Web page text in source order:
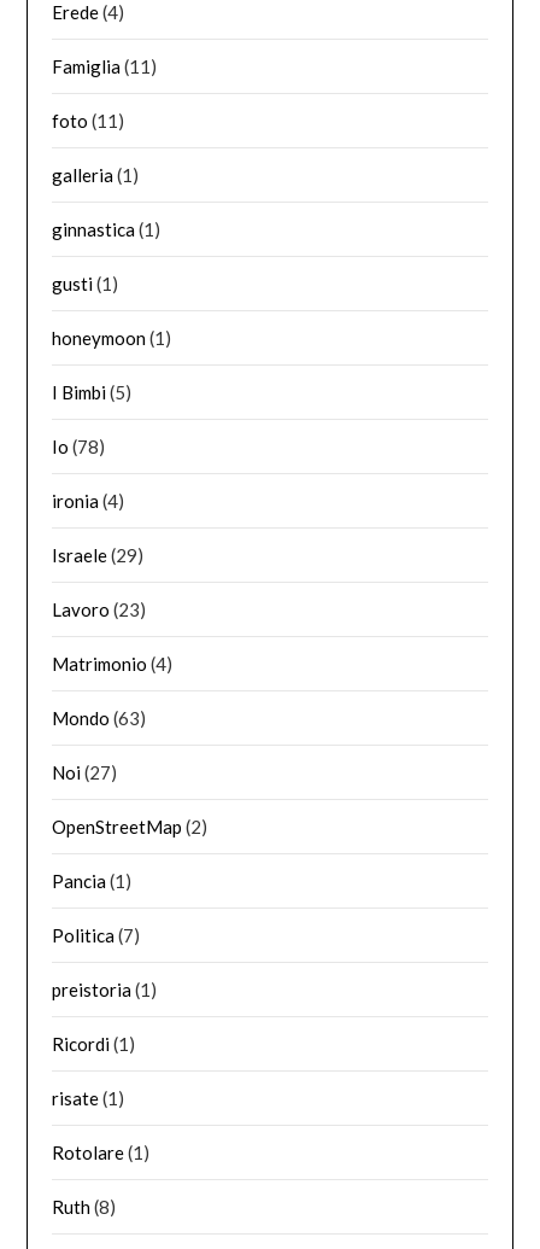
Erede(4)
Famiglia(11)
foto (11)
galleria(1)
ginnastica(1)
gusti(1)
honeymoon(1)
I Bimbi(5)
Io (78)
ironia(4)
Israele(29)
Lavoro (23)
Matrimonio (4)
Mondo (63)
Noi(27)
OpenStreetMap (2)
Pancia(1)
Politica(7)
preistoria(1)
Ricordi(1)
risate(1)
Rotolare(1)
Ruth(8)